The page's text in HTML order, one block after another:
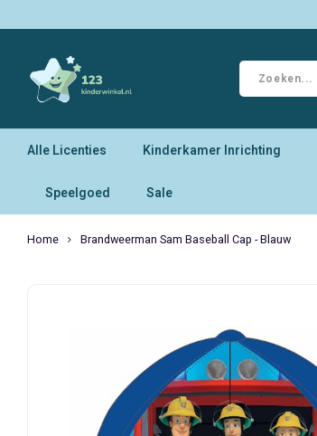
Alle Licenties Kinderkamer Inrichting
Speelgoed Sale
Home Brandweerman Sam Baseball Cap - Blauw